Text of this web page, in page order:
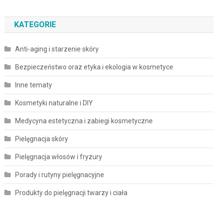
KATEGORIE
Anti-aging i starzenie skóry
Bezpieczeństwo oraz etyka i ekologia w kosmetyce
Inne tematy
Kosmetyki naturalne i DIY
Medycyna estetyczna i zabiegi kosmetyczne
Pielęgnacja skóry
Pielęgnacja włosów i fryzury
Porady i rutyny pielęgnacyjne
Produkty do pielęgnacji twarzy i ciała